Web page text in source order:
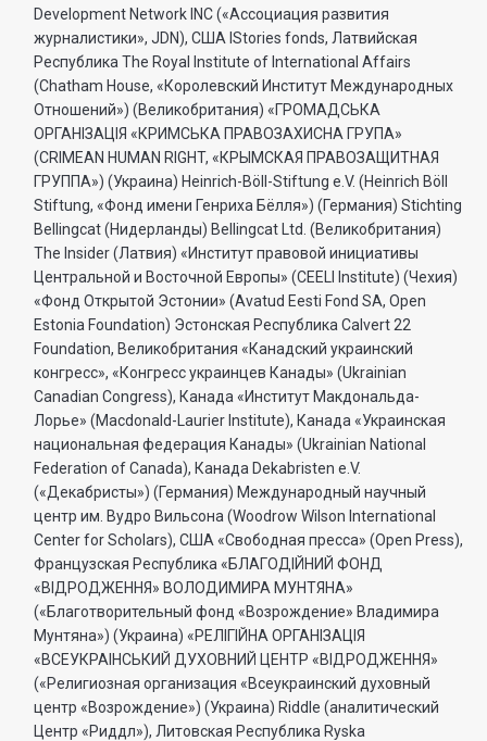
Development Network INC («Ассоциация развития
журналистики», JDN), США IStories fonds, Латвийская
Республика The Royal Institute of International Affairs
(Chatham House, «Королевский Институт Международных
Отношений») (Великобритания) «ГРОМАДСЬКА
ОРГАНIЗАЦIЯ «КРИМСЬКА ПРАВОЗАХИСНА ГРУПА»
(CRIMEAN HUMAN RIGHT, «КРЫМСКАЯ ПРАВОЗАЩИТНАЯ
ГРУППА») (Украина) Heinrich-Böll-Stiftung e.V. (Heinrich Böll
Stiftung, «Фонд имени Генриха Бёлля») (Германия) Stichting
Bellingcat (Нидерланды) Bellingcat Ltd. (Великобритания)
The Insider (Латвия) «Институт правовой инициативы
Центральной и Восточной Европы» (CEELI Institute) (Чехия)
«Фонд Открытой Эстонии» (Avatud Eesti Fond SA, Open
Estonia Foundation) Эстонская Республика Calvert 22
Foundation, Великобритания «Канадский украинский
конгресс», «Конгресс украинцев Канады» (Ukrainian
Canadian Congress), Канада «Институт Макдональда-
Лорье» (Macdonald-Laurier Institute), Канада «Украинская
национальная федерация Канады» (Ukrainian National
Federation of Canada), Канада Dekabristen e.V.
(«Декабристы») (Германия) Международный научный
центр им. Вудро Вильсона (Woodrow Wilson International
Center for Scholars), США «Свободная пресса» (Open Press),
Французская Республика «БЛАГОДIЙНИЙ ФОНД
«ВIДРОДЖЕННЯ» ВОЛОДИМИРА МУНТЯНА»
(«Благотворительный фонд «Возрождение» Владимира
Мунтяна») (Украина) «РЕЛIГIЙНА ОРГАНIЗАЦIЯ
«ВСЕУКРАIНСЬКИЙ ДУХОВНИЙ ЦЕНТР «ВIДРОДЖЕННЯ»
(«Религиозная организация «Всеукраинский духовный
центр «Возрождение») (Украина) Riddle (аналитический
Центр «Риддл»), Литовская Республика Ryska